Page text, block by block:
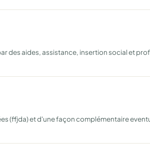
des aides, assistance, insertion social et
(ffjda) et d'une façon complémentaire